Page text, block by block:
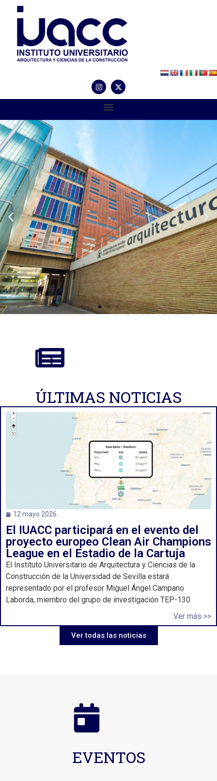
Arquitectura y Ciencias
de la Construcción
ÚLTIMAS NOTICIAS
12 mayo 2026
El IUACC participará en el evento del
proyecto europeo Clean Air Champions
League en el Estadio de la Cartuja
El Instituto Universitario de Arquitectura y Ciencias de la
Construcción de la Universidad de Sevilla estará
representado por el profesor Miguel Ángel Campano
Laborda, miembro del grupo de investigación TEP-130
Ver más >>
Ver todas las noticias
EVENTOS